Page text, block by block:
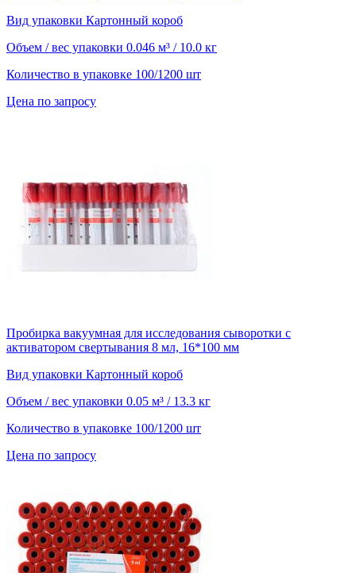
Вид упаковки Картонный короб
Объем / вес упаковки 0.046 м³ / 10.0 кг
Количество в упаковке 100/1200 шт
Цена по запросу
Пробирка вакуумная для исследования сыворотки с
активатором свертывания 8 мл, 16*100 мм
Вид упаковки Картонный короб
Объем / вес упаковки 0.05 м³ / 13.3 кг
Количество в упаковке 100/1200 шт
Цена по запросу